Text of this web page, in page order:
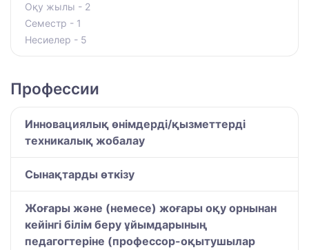
Оқу жылы - 2
Семестр - 1
Несиелер - 5
Профессии
Инновациялық өнімдерді/қызметтерді
техникалық жобалау
Сынақтарды өткізу
Жоғары және (немесе) жоғары оқу орнынан
кейінгі білім беру ұйымдарының
педагогтеріне (профессор-оқытушылар